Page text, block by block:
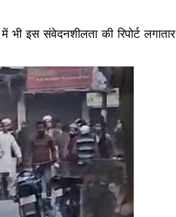
इस संवेदनशीलता की रिपोर्ट लगातार